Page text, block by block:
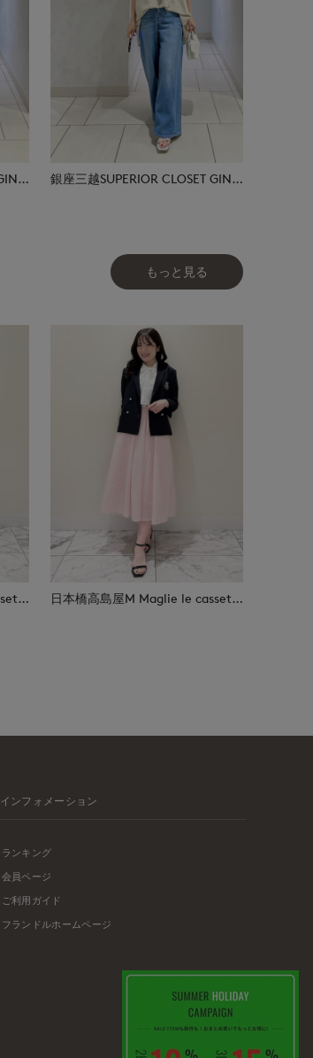
銀座三越SUPERIOR CLOSET GINZA 銀座三越SUPERIOR CLOSET GINZA
もっと見る
日本橋高島屋M Maglie le cassetto 日本橋高島屋M Maglie le cassetto
インフォメーション
ランキング
会員ページ
ご利用ガイド
フランドルホームページ